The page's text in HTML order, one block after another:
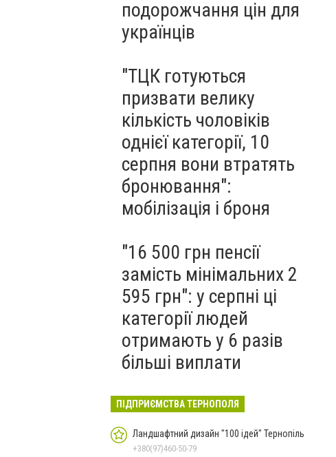
подорожчання цін для
українців
"ТЦК готуються
призвати велику
кількість чоловіків
однієї категорії, 10
серпня вони втратять
бронювання":
мобілізація і броня
"16 500 грн пенсії
замість мінімальних 2
595 грн": у серпні ці
категорії людей
отримають у 6 разів
більші виплати
ПІДПРИЄМСТВА ТЕРНОПОЛЯ
Ландшафтний дизайн "100 ідей" Тернопіль
+380(97)460-50-79